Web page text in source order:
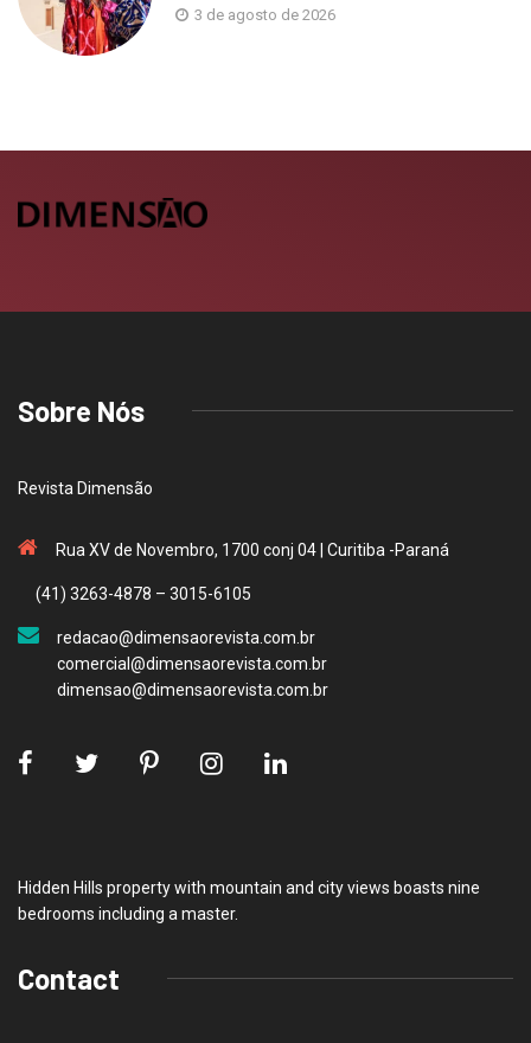
3 de agosto de 2026
Sobre Nós
Revista Dimensão
Rua XV de Novembro, 1700 conj 04 | Curitiba -Paraná
(41) 3263-4878 – 3015-6105
redacao@dimensaorevista.com.br
comercial@dimensaorevista.com.br
dimensao@dimensaorevista.com.br
Hidden Hills property with mountain and city views boasts nine
bedrooms including a master.
Contact